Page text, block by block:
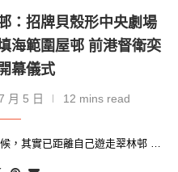
：招牌貝殼形中央劇場
海範圍屋邨 前港督衛奕
幕儀式
月 5 日 12 mins read
，其實已距離自己遊走翠林邨 …